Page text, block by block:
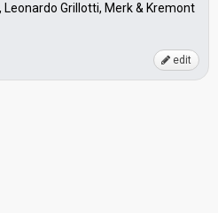
Grillotti, Merk & Kremont
edit